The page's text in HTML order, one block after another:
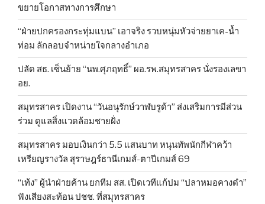
ขยายโอกาสทางการศึกษา
“ฝ่ายปกครองกระทุ่มแบน” เอาจริง รวบหนุ่มหัวจ่ายยาเค-น้ำ
ท่อม ลักลอบจำหน่ายใจกลางอำเภอ
ปลัด สธ. เซ็นย้าย “นพ.ศุภฤทธิ์” ผอ.รพ.สมุทรสาคร นั่งรองเลขา
อย.
สมุทรสาคร เปิดงาน “วันอนุรักษ์วาฬบรูด้า” ส่งเสริมการมีส่วน
ร่วม ดูแลสิ่งแวดล้อมชายฝั่ง
สมุทรสาคร มอบเงินกว่า 5.5 แสนบาท หนุนทัพนักกีฬาคว้า
เหรียญรางวัล สุราษฎร์ธานีเกมส์-ตาปีเกมส์ 69
“เท้ง” ผู้นำฝ่ายค้าน ยกทีม สส. เปิดเวทีแก้ปม “ปลาหมอคางดำ”
ฟังเสียงสะท้อน ปชช. ที่สมุทรสาคร